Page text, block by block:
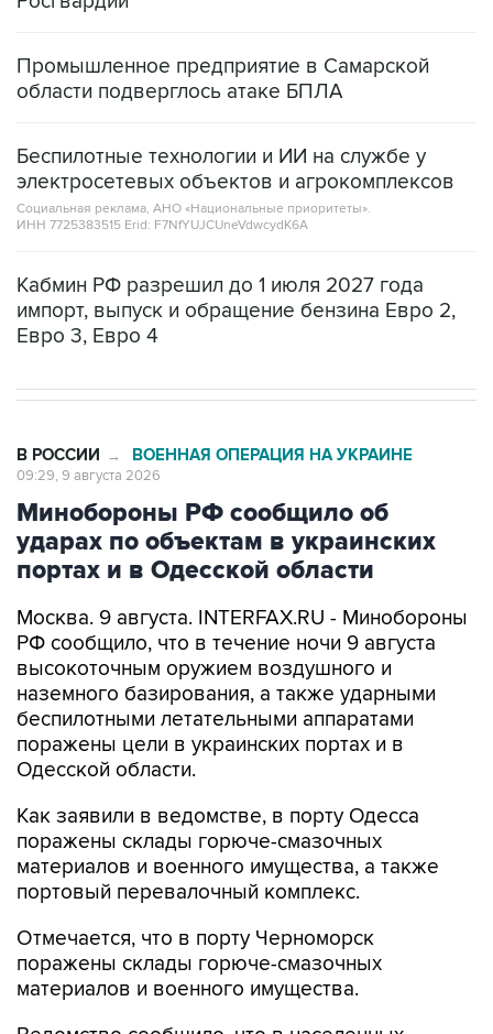
Промышленное предприятие в Самарской
Беспилотные технологии и ИИ на службе у
Социальная реклама, АНО «Национальные приоритеты».
ИНН 7725383515 Erid: F7NfYUJCUneVdwcydK6A
Кабмин РФ разрешил до 1 июля 2027 года
Евро 3, Евро 4
Минобороны РФ сообщило об
ударах по объектам в украинских
портах и в Одесской области
Москва. 9 августа. INTERFAX.RU - Минобороны
высокоточным оружием воздушного и
наземного базирования, а также ударными
беспилотными летательными аппаратами
поражены цели в украинских портах и в
Одесской области.
Как заявили в ведомстве, в порту Одесса
материалов и военного имущества, а также
портовый перевалочный комплекс.
Отмечается, что в порту Черноморск
материалов и военного имущества.
Ведомство сообщило, что в населенных